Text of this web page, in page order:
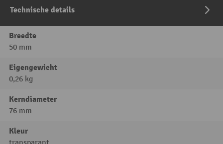
Technische details
Breedte
50 mm
Eigengewicht
0,26 kg
Kerndiameter
76 mm
Kleur